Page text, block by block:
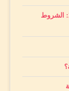
استقدام الزوجة والأولاد إلى السعودية 2026: الشروط